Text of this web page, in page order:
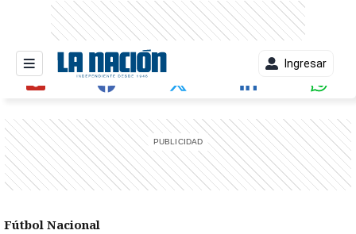
Ingresar
Fútbol Nacional